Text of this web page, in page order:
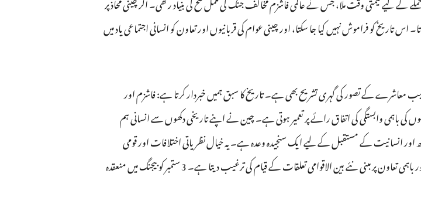
تاریخ کو فراموش نہیں کیا جا سکتا، اور چینی عوام کی قربانیوں اور تعاون کو انسانی اجتماعی یاد میں
معاشرے کے تصور کی گہری تشریح بھی ہے۔ تاریخ کا سبق ہمیں خبردار کرتا ہے: فاشزم اور
کی باہمی وابستگی کی اتفاق رائے پر تعمیر ہوتی ہے۔ چین نے اپنے تاریخی دکھوں سے انسانی ہم
انسانیت کے مستقبل کے لیے ایک سنجیدہ وعدہ ہے۔ یہ خیال نظریاتی اختلافات اور قومی
مفادات کی حدوں سے بالاتر ہے، اور تمام ممالک کو باہمی احترام، منصفانہ انصاف، اور باہمی تعاون پر مبنی نئے بین الاقوامی تعلقات کے قیام کی ترغیب دیتا ہے۔ 3 ستمبر کو بیجنگ میں منعقدہ